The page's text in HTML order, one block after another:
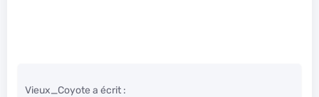
Vieux_Coyote a écrit :